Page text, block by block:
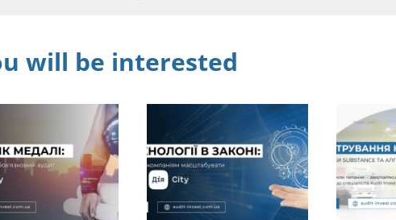
will be interested